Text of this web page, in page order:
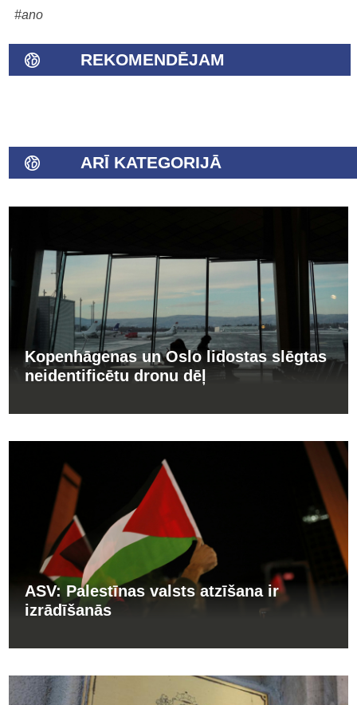
#ano
REKOMENDĒJAM
ARĪ KATEGORIJĀ
Kopenhāgenas un Oslo lidostas slēgtas
neidentificētu dronu dēļ
ASV: Palestīnas valsts atzīšana ir
izrādīšanās